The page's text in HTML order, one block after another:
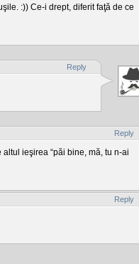
:)) Ce-i drept, diferit faţă de ce
Reply
Reply
ieşirea “păi bine, mă, tu n-ai
Reply